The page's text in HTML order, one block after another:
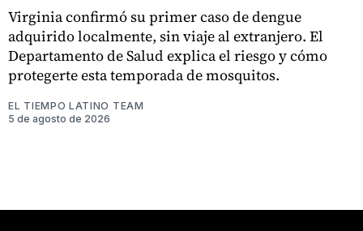
Virginia confirmó su primer caso de dengue
adquirido localmente, sin viaje al extranjero. El
Departamento de Salud explica el riesgo y cómo
protegerte esta temporada de mosquitos.
EL TIEMPO LATINO TEAM
5 de agosto de 2026